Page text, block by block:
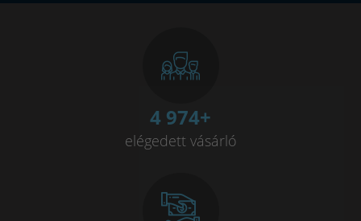
4 993+
elégedett vásárló